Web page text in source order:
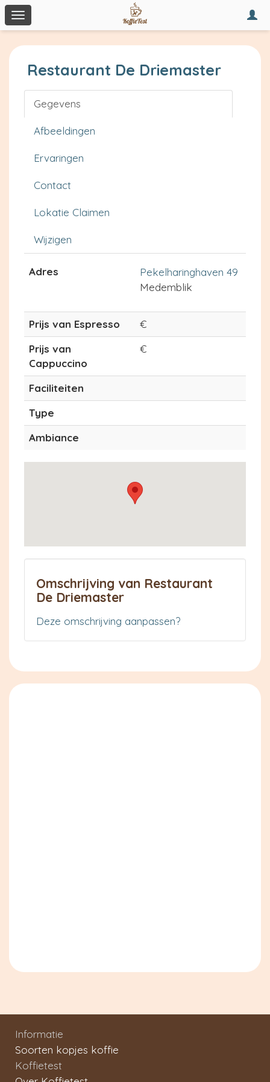
Toggle
navigation
Restaurant De Driemaster
Gegevens
Afbeeldingen
Ervaringen
Contact
Lokatie Claimen
Wijzigen
Adres
Pekelharinghaven 49
Medemblik
Prijs van Espresso
€
Prijs van
Cappuccino
€
Faciliteiten
Type
Ambiance
Omschrijving van Restaurant
De Driemaster
Deze omschrijving aanpassen?
Informatie
Soorten kopjes koffie
Koffietest